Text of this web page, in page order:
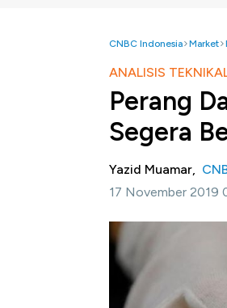
CNBC Indonesia Market
ANALISIS
Perang
Segera
Yazid Muamar,
17 November 2019